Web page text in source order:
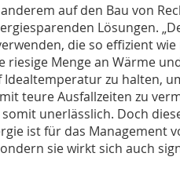
auf den Bau von
Lösungen.
die so effizient wie
riesige Menge an Wärme
zu halten,
teure Ausfallzeiten zu
unerlässlich. Doch
ist für das Management
sie wirkt sich auch